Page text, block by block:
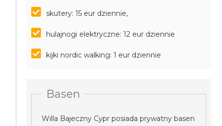
skutery: 15 eur dziennie,
hulajnogi elektryczne: 12 eur dziennie
kijki nordic walking: 1 eur dziennie
Basen
Willa Bajeczny Cypr posiada prywatny basen